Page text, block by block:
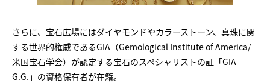
さらに、宝石広場にはダイヤモンドやカラーストーン、真珠に関
する世界的権威であるGIA（Gemological Institute of America/
米国宝石学会）が認定する宝石のスペシャリストの証「GIA
G.G.」の資格保有者が在籍。